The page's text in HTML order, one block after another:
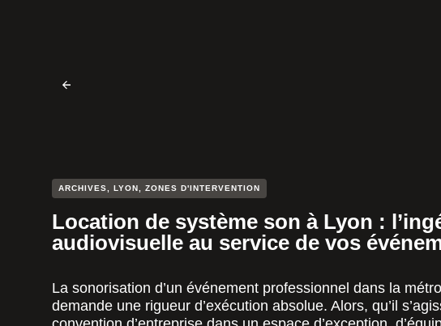
ARCHIVES LYON ZONES D'INTERVENTION
Location de système son à Lyon :
audiovisuelle au service de vos
La sonorisation d’un événement professionnel dans la
demande une rigueur d’exécution absolue. Alors, qu’il